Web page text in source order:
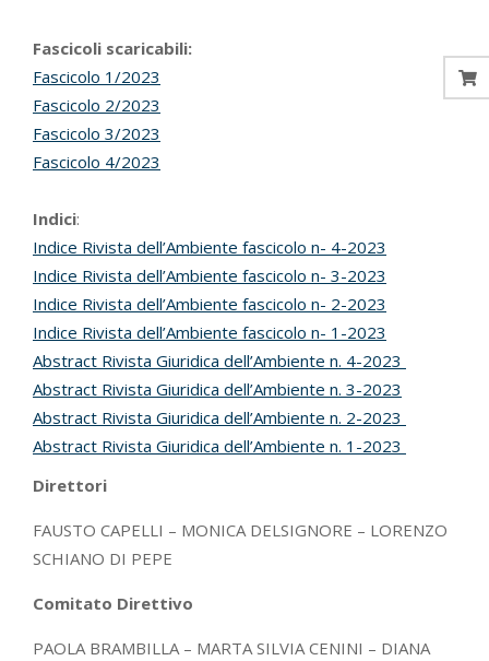
Fascicoli scaricabili:
Fascicolo 1/2023
Fascicolo 2/2023
Fascicolo 3/2023
Fascicolo 4/2023
Indici:
Indice Rivista dell’Ambiente fascicolo n- 4-2023
Indice Rivista dell’Ambiente fascicolo n- 3-2023
Indice Rivista dell’Ambiente fascicolo n- 2-2023
Indice Rivista dell’Ambiente fascicolo n- 1-2023
Abstract Rivista Giuridica dell’Ambiente n. 4-2023
Abstract Rivista Giuridica dell’Ambiente n. 3-2023
Abstract Rivista Giuridica dell’Ambiente n. 2-2023
Abstract Rivista Giuridica dell’Ambiente n. 1-2023
Direttori
FAUSTO CAPELLI – MONICA DELSIGNORE – LORENZO
SCHIANO DI PEPE
Comitato Direttivo
PAOLA BRAMBILLA – MARTA SILVIA CENINI – DIANA